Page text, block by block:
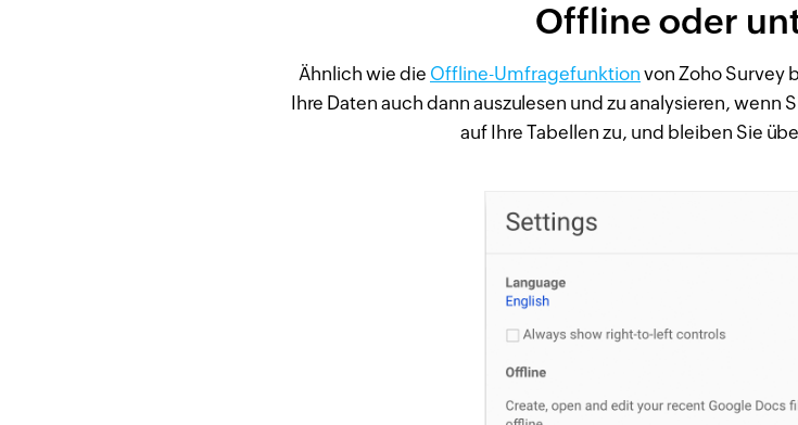
Offline oder
Ähnlich wie die Offline-Umfragefunktion von Zoho Survey
Ihre Daten auch dann auszulesen und zu analysieren,
auf Ihre Tabellen zu, und bleiben Sie